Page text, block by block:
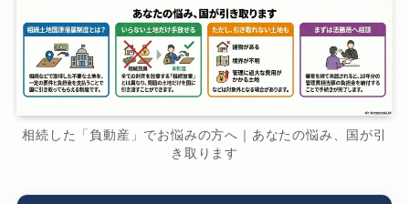
相続した「負動産」でお悩みの方へ｜あなたの悩み、国が引
き取ります